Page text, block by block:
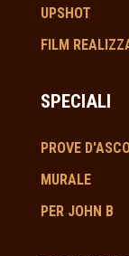
UPSHOT
FILM
SPECIALI
PROVE
MURALE
PER JOHN B